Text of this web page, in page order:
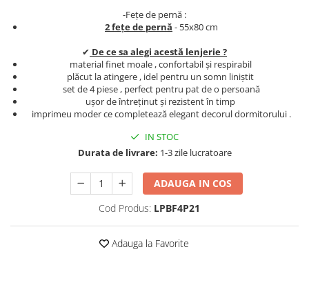
Lenjerii De Pat Premium Collection
Set Lenjerie De Pat, 7 Piese, Cu
Pilota / Cuvertura Inclusa
Set Lenjerie De Pat Jacquard Regal,
11 Piese, Cuvertura Inclusa
Lenjerii Damasc Egiptean King Size
Lenjerii De Pat, Finet Premium, 1
Lenjerii De Pat Damasc 1 Persoana
Lenjerii De Pat, Imprimeu 3D, 1
-Fețe de pernă :
2 fețe de pernă - 55x80 cm
✔ De ce sa alegi acestă lenjerie ?
material finet moale , confortabil și respirabil
plăcut la atingere , idel pentru un somn liniștit
set de 4 piese , perfect pentru pat de o persoană
ușor de întreținut și rezistent în timp
imprimeu moder ce completează elegant decorul dormitorului .
IN STOC
Durata de livrare: 1-3 zile lucratoare
ADAUGA IN COS
Cod Produs: LPBF4P21
Adauga la Favorite